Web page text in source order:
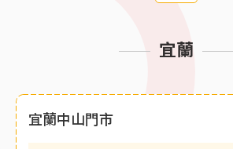
宜蘭
宜蘭中山門市